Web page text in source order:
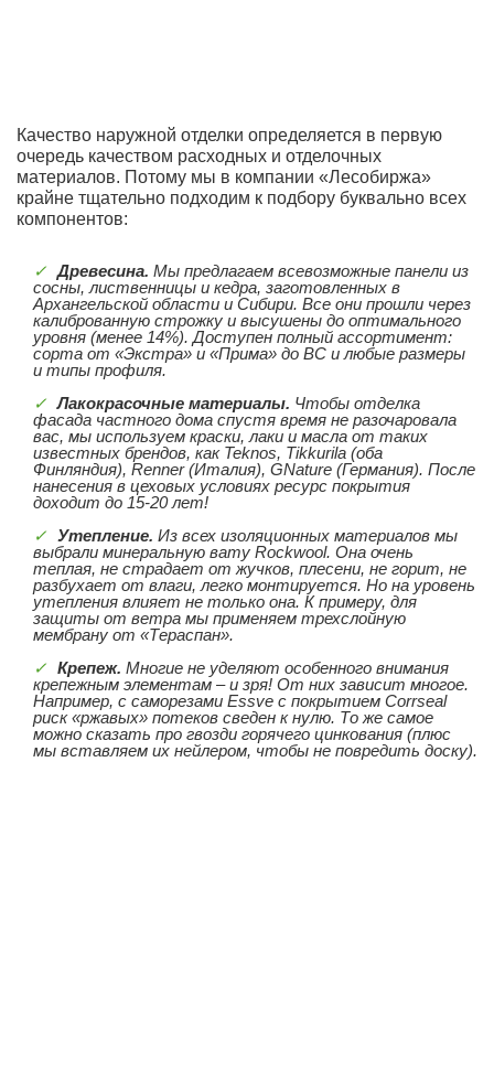
Качество наружной отделки определяется в первую
очередь качеством расходных и отделочных
материалов. Потому мы в компании «Лесобиржа»
крайне тщательно подходим к подбору буквально всех
компонентов:
Древесина. Мы предлагаем всевозможные панели из
сосны, лиственницы и кедра, заготовленных в
Архангельской области и Сибири. Все они прошли через
калиброванную строжку и высушены до оптимального
уровня (менее 14%). Доступен полный ассортимент:
сорта от «Экстра» и «Прима» до ВС и любые размеры
и типы профиля.
Лакокрасочные материалы. Чтобы отделка
фасада частного дома спустя время не разочаровала
вас, мы используем краски, лаки и масла от таких
известных брендов, как Teknos, Tikkurila (оба
Финляндия), Renner (Италия), GNature (Германия). После
нанесения в цеховых условиях ресурс покрытия
доходит до 15-20 лет!
Утепление. Из всех изоляционных материалов мы
выбрали минеральную вату Rockwool. Она очень
теплая, не страдает от жучков, плесени, не горит, не
разбухает от влаги, легко монтируется. Но на уровень
утепления влияет не только она. К примеру, для
защиты от ветра мы применяем трехслойную
мембрану от «Тераспан».
Крепеж. Многие не уделяют особенного внимания
крепежным элементам – и зря! От них зависит многое.
Например, с саморезами Essve с покрытием Corrseal
риск «ржавых» потеков сведен к нулю. То же самое
можно сказать про гвозди горячего цинкования (плюс
мы вставляем их нейлером, чтобы не повредить доску).